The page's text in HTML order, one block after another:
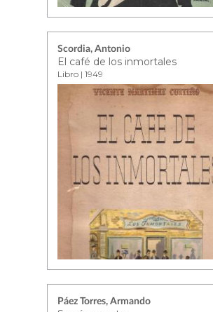
Scordia, Antonio
El café de los inmortales
Libro | 1949
Páez Torres, Armando